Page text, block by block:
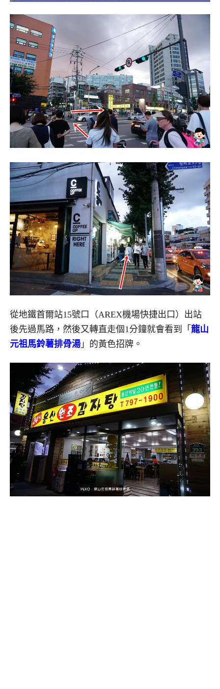
從地鐵首爾站15號口（AREX機場快捷出口）出站
後先過馬路，然後又轉直走個1分鐘就會看到「 龍山
元祖馬鈴薯排骨湯 」的黃色招牌。